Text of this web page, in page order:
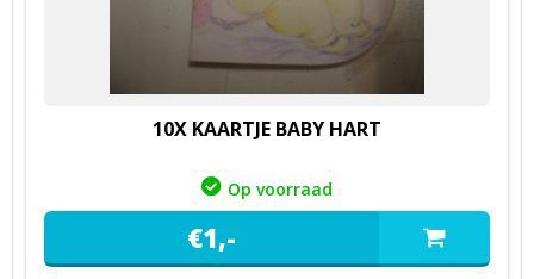
10X KAARTJE BABY HART
Op voorraad
€1,-